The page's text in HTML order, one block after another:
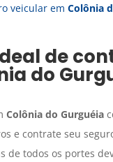
veicular em Colônia
de
do
Colônia do Gurguéia
e contrate seu
todos os portes